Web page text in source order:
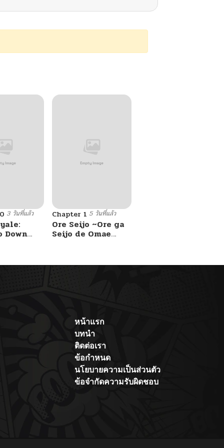
3 วันที่แล้ว
Down
Chapter 1 5 วันที่แล้ว
Ore Seijo ~Ore ga
Seijo de Omae
Otome Game
หน้าแรก
บทนำ
ติดต่อเรา
ข้อกำหนด
นโยบายความเป็นส่วนตัว
ข้อจำกัดความรับผิดชอบ